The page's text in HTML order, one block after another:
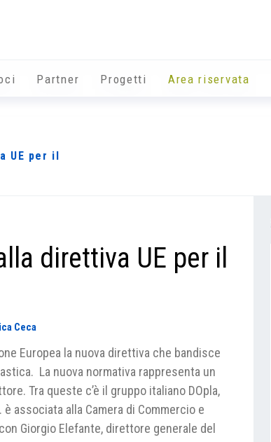
Partner Progetti Area riservata
UE per il
direttiva UE per il
Ceca
Europea la nuova direttiva che bandisce
La nuova normativa rappresenta un
Tra queste c’è il gruppo italiano DOpla,
associata alla Camera di Commercio e
Giorgio Elefante, direttore generale del